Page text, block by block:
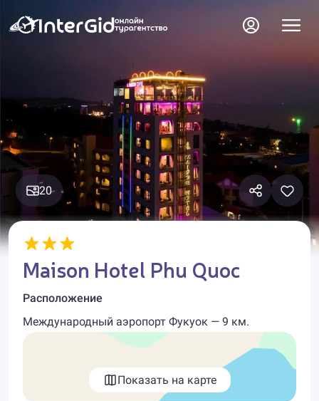
20
Maison Hotel Phu Quoc
Расположение
Международный аэропорт Фукуок — 9 км.
Показать на карте